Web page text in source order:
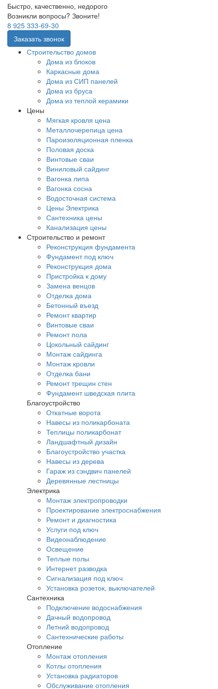
Быстро, качественно, недорого
Возникли вопросы? Звоните!
8 925 333-69-30
Заказать звонок
Строительство домов
Дома из блоков
Каркасные дома
Дома из СИП панелей
Дома из бруса
Дома из теплой керамики
Цены
Мягкая кровля цена
Металлочерепица цена
Пароизоляционная пленка
Половая доска
Винтовые сваи
Виниловый сайдинг
Вагонка липа
Вагонка сосна
Водосточная система
Цены Электрика
Сантехника цены
Канализация цены
Строительство и ремонт
Реконструкция фундамента
Фундамент под ключ
Реконструкция дома
Пристройка к дому
Замена венцов
Отделка дома
Бетонный въезд
Ремонт квартир
Винтовые сваи
Ремонт пола
Цокольный сайдинг
Монтаж сайдинга
Монтаж кровли
Отделка бани
Ремонт трещин стен
Фундамент шведская плита
Благоустройство
Откатные ворота
Навесы из поликарбоната
Теплицы поликарбонат
Ландшафтный дизайн
Благоустройство участка
Навесы из дерева
Гараж из сэндвич панелей
Деревянные лестницы
Электрика
Монтаж электропроводки
Проектирование электроснабжения
Ремонт и диагностика
Услуги под ключ
Видеонаблюдение
Освещение
Теплые полы
Интернет разводка
Сигнализация под ключ
Установка розеток, выключателей
Сантехника
Подключение водоснабжения
Дачный водопровод
Летний водопровод
Сантехнические работы
Отопление
Монтаж отопления
Котлы отопления
Установка радиаторов
Обслуживание отопления